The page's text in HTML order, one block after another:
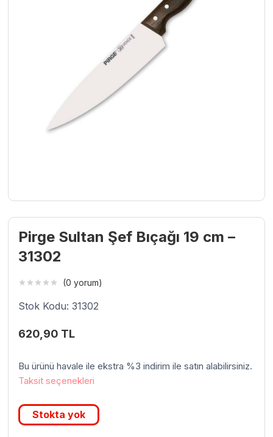
Pirge Sultan Şef Bıçağı 19 cm –
31302
(0 yorum)
Stok Kodu: 31302
620,90 TL
Bu ürünü havale ile ekstra %3 indirim ile satın alabilirsiniz.
Taksit seçenekleri
Stokta yok